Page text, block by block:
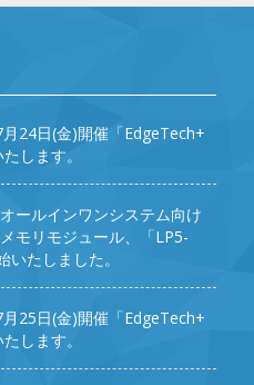
24日(金)開催「EdgeTech+
します。
ールインワンシステム向け
モリモジュール、「LP5-
たしました。
25日(金)開催「EdgeTech+
します。